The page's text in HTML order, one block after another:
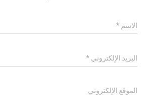
الاسم *
البريد الإلكتروني *
الموقع الإلكتروني